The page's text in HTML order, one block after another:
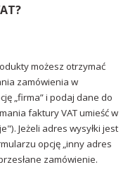
możesz otrzymać
zamówienia w
„firma” i podaj dane do
faktury VAT umieść w
Jeżeli adres wysyłki jest
opcję „inny adres
zamówienie.